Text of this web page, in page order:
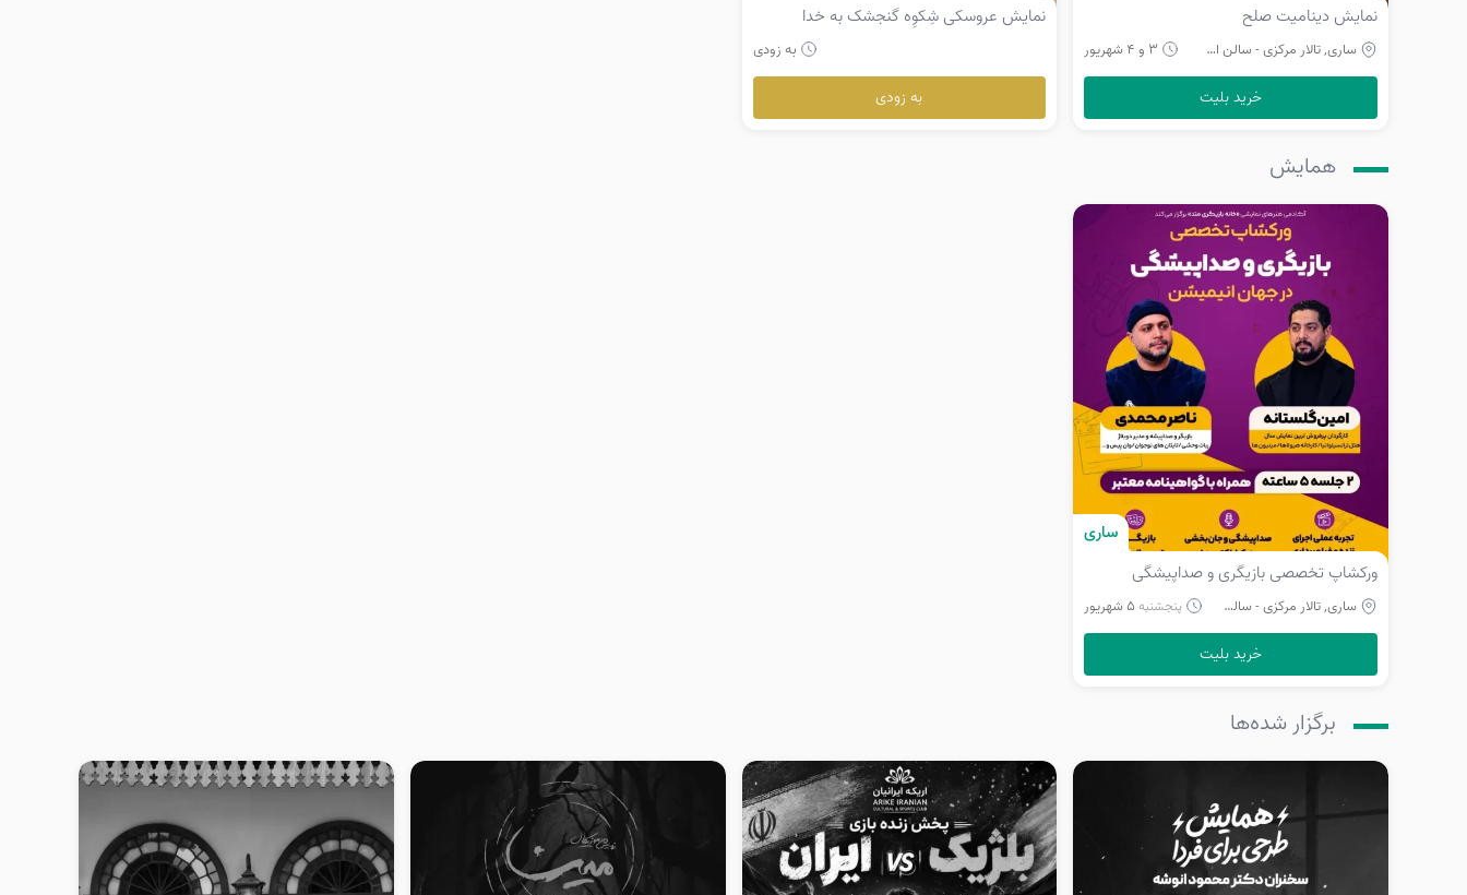
نمایش دینامیت صلح
ساری, تالار مرکزی - سالن اصلی
خرید بلیت
نمایش عروسکی شِکوِه گنجشک به خدا
به زودی
به زودی
همایش
ورکشاپ تخصصی بازیگری و صداپیشگی
ساری, تالار مرکزی - سالن شماره دو پنجشنبه5 شهریور
ساری
خرید بلیت
برگزار شده‌ها